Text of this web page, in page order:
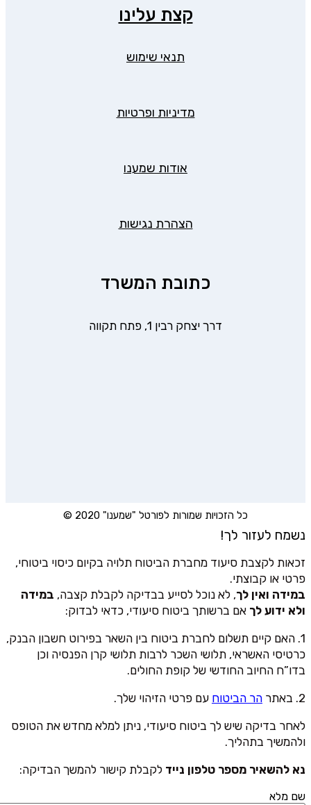
קצת עלינו
תנאי שימוש
מדיניות ופרטיות
אודות שמענו
הצהרת נגישות
כתובת המשרד
דרך יצחק רבין 1, פתח תקווה
כל הזכויות שמורות לפורטל "שמענו" 2020 ©
נשמח לעזור לך!
זכאות לקצבת סיעוד מחברת הביטוח תלויה בקיום כיסוי ביטוחי,
פרטי או קבוצתי.
במידה ואין לך, לא נוכל לסייע בבדיקה לקבלת קצבה, במידה
ולא ידוע לך אם ברשותך ביטוח סיעודי, כדאי לבדוק:
1. האם קיים תשלום לחברת ביטוח בין השאר בפירוט חשבון הבנק,
כרטיסי האשראי, תלושי השכר לרבות תלושי קרן הפנסיה וכן
בדו”ח החיוב החודשי של קופת החולים.
2. באתר
הר הביטוח עם פרטי הזיהוי שלך.
לאחר בדיקה שיש לך ביטוח סיעודי, ניתן למלא מחדש את הטופס
ולהמשיך בתהליך.
נא להשאיר מספר טלפון נייד לקבלת קישור להמשך הבדיקה:
שם מלא